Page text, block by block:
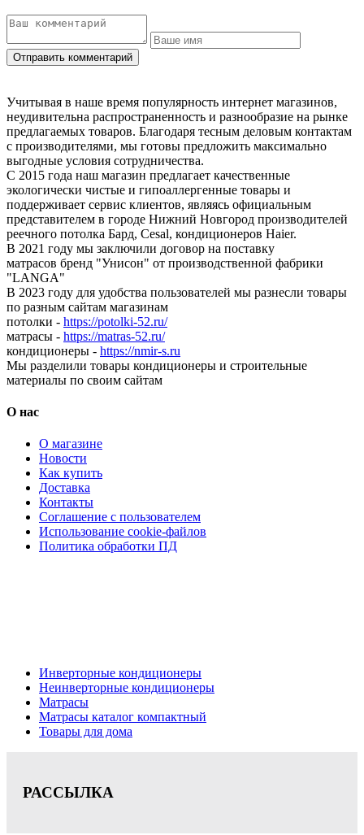
Учитывая в наше время популярность интернет магазинов,
неудивительна распространенность и разнообразие на рынке
предлагаемых товаров. Благодаря тесным деловым контактам
с производителями, мы готовы предложить максимально
выгодные условия сотрудничества.
С 2015 года наш магазин предлагает качественные
экологически чистые и гипоаллергенные товары и
поддерживает сервис клиентов, являясь официальным
представителем в городе Нижний Новгород производителей
реечного потолка Бард, Cesal, кондиционеров Haier.
В 2021 году мы заключили договор на поставку
матрасов бренд "Унисон" от производственной фабрики
"LANGA"
В 2023 году для удобства пользователей мы разнесли товары
по разным сайтам магазинам
потолки - https://potolki-52.ru/
матрасы - https://matras-52.ru/
кондиционеры - https://nmir-s.ru
Мы разделили товары кондиционеры и строительные
материалы по своим сайтам
О нас
О магазине
Новости
Как купить
Доставка
Контакты
Соглашение с пользователем
Использование cookie-файлов
Политика обработки ПД
Инверторные кондиционеры
Неинверторные кондиционеры
Матрасы
Матрасы каталог компактный
Товары для дома
РАССЫЛКА